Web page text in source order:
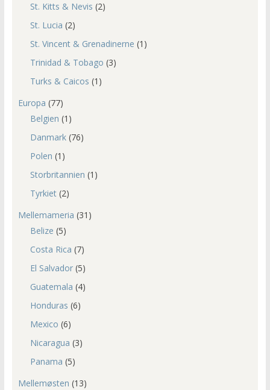
St. Kitts & Nevis (2)
St. Lucia (2)
St. Vincent & Grenadinerne (1)
Trinidad & Tobago (3)
Turks & Caicos (1)
Europa (77)
Belgien (1)
Danmark(76)
Polen (1)
Storbritannien (1)
Tyrkiet(2)
Mellemameria (31)
Belize (5)
Costa Rica (7)
El Salvador(5)
Guatemala (4)
Honduras (6)
Mexico (6)
Nicaragua (3)
Panama (5)
Mellemøsten (13)